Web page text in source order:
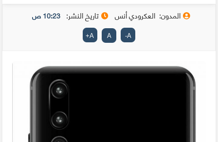
المدون: العكرودي أنس تاريخ النشر: 10:23 ص
A
-
A
A
+